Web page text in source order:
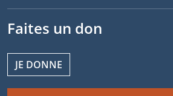
Faites un don
JE DONNE